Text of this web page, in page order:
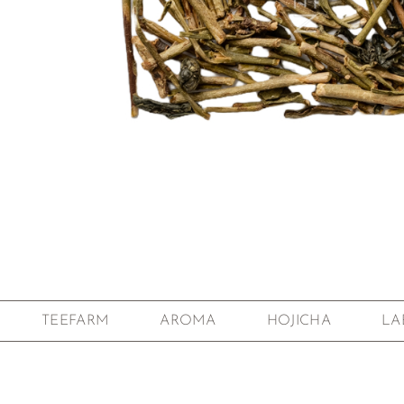
Zum Anfang der Bildgalerie springen
TEEFARM AROMA HOJICHA